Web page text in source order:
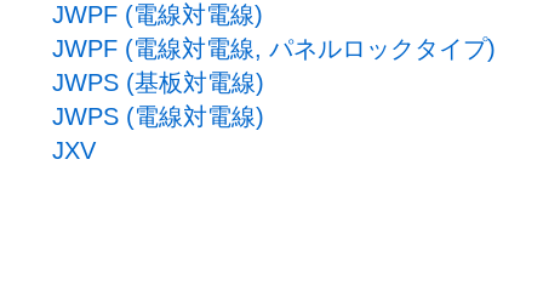
JWPF (電線対電線)
JWPF (電線対電線, パネルロックタイプ)
JWPS (基板対電線)
JWPS (電線対電線)
JXV